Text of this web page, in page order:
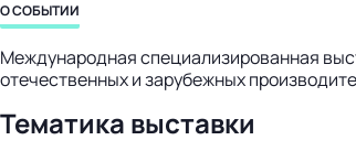
О СОБЫТИИ
Международная специализированная
отечественных и зарубежных
Тематика выставки